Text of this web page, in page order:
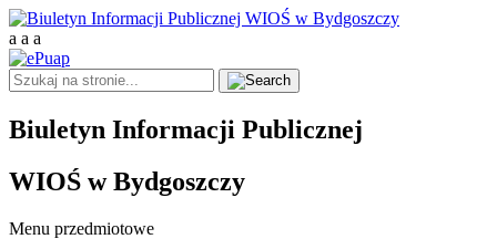
a a a
Biuletyn Informacji Publicznej
WIOŚ w Bydgoszczy
Menu przedmiotowe